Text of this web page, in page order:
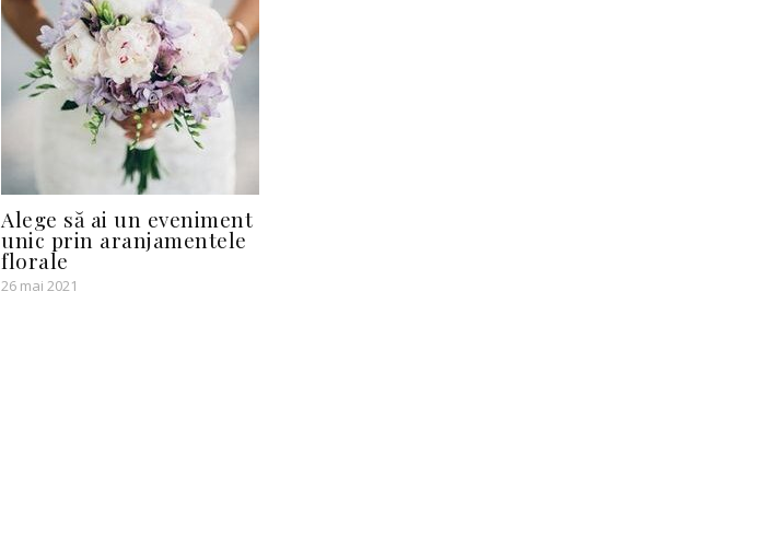
Alege să ai un eveniment
unic prin aranjamentele
florale
26 mai 2021